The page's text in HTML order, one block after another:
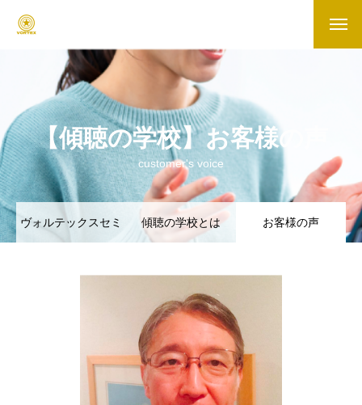
【傾聴の学校】お客様の声
customer's voice
ヴォルテックスセミ 傾聴の学校とは お客様の声